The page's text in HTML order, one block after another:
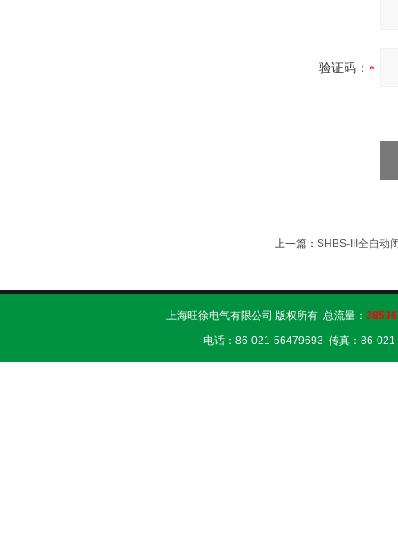
验证码：
上一篇： SHBS-III全自动
上海旺徐电气有限公司 版权所有 总流量：
电话：86-021-56479693 传真：86-